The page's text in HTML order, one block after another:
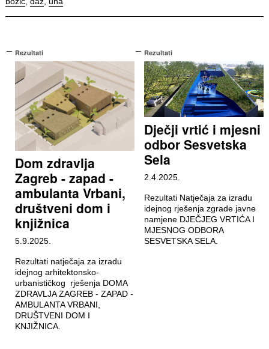
Rezultati
Dom zdravlja
Zagreb - zapad -
ambulanta Vrbani,
društveni dom i
knjižnica
5.9.2025.
Rezultati natječaja za izradu
idejnog arhitektonsko-
urbanističkog rješenja DOMA
ZDRAVLJA ZAGREB - ZAPAD -
AMBULANTA VRBANI,
DRUŠTVENI DOM I
KNJIŽNICA.
Rezultati
Dječji vrtić i mjesni
odbor Sesvetska
Sela
2.4.2025.
Rezultati Natječaja za izradu
idejnog rješenja zgrade javne
namjene DJEČJEG VRTIĆA I
MJESNOG ODBORA
SESVETSKA SELA.